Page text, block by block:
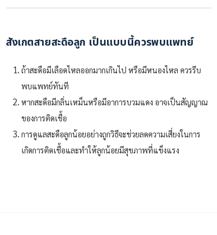
สังเกตสายสะดือลูก เป็นแบบนี้ควรพบแพทย์
ถ้าสะดือมีเลือดไหลออกมากเกินไป หรือมีหนองไหล ควรรีบ
พบแพทย์ทันที
หากสะดือมีกลิ่นเหม็นหรือมีอาการบวมแดง อาจเป็นสัญญาณ
ของการติดเชื้อ
การดูแลสะดือลูกน้อยอย่างถูกวิธีจะช่วยลดความเสี่ยงในการ
เกิดการติดเชื้อและทำให้ลูกน้อยมีสุขภาพที่แข็งแรง